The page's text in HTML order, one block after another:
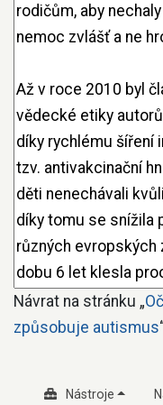
Návrat na stránku „
způsobuje autismus
Nástroje